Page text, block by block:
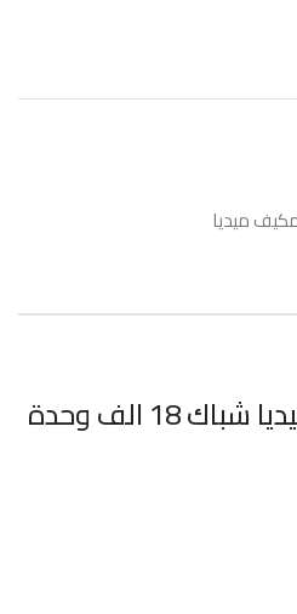
ميديا
مواصفات مكيف ميديا شباك 18 الف وحدة